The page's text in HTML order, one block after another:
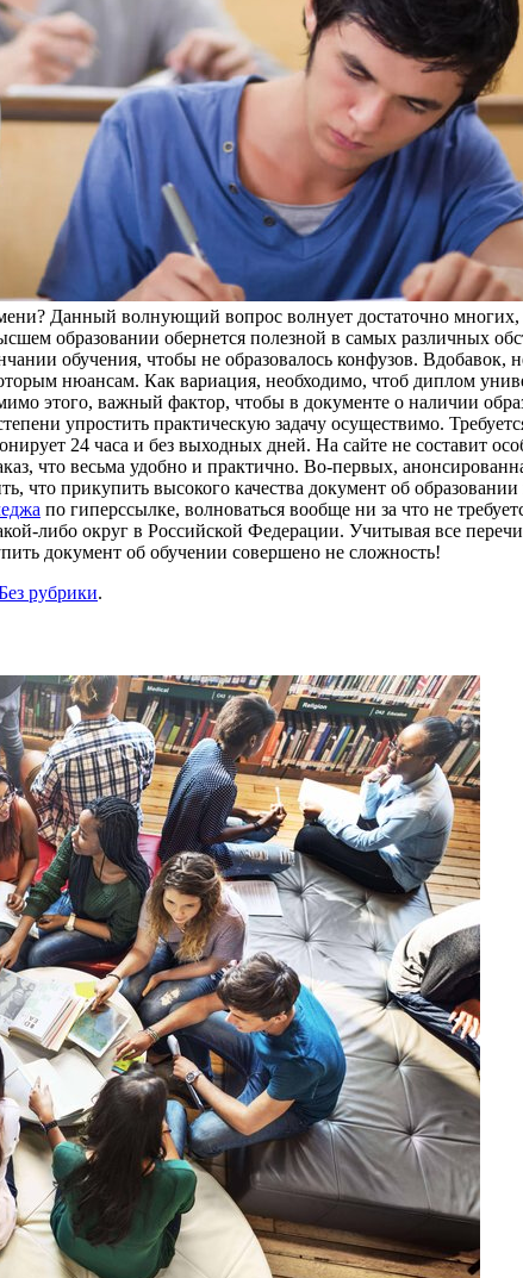
Данный волнующий вопрос волнует достаточно многих,
образовании обернется полезной в самых различных
обучения, чтобы не образовалось конфузов. Вдобавок,
нюансам. Как вариация, необходимо, чтоб диплом
этого, важный фактор, чтобы в документе о наличии
упростить практическую задачу осуществимо.
24 часа и без выходных дней. На сайте не составит
что весьма удобно и практично. Во-первых,
что прикупить высокого качества документ об
по гиперссылке, волноваться вообще ни за что не
либо округ в Российской Федерации. Учитывая все
документ об обучении совершено не сложность!
рубрики.